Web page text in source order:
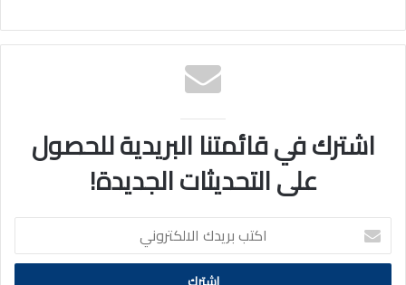
اشترك في قائمتنا البريدية للحصول
على التحديثات الجديدة!
اكتب
بريدك
الالكتروني